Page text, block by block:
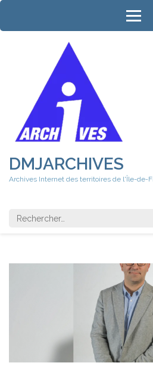
Aller
contenu
DMJARCHIVES
Archives Internet des territoires de l'Île-de-